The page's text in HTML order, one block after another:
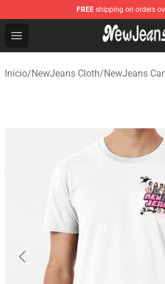
FREE shipping on orders
Open menu
NewJeans Store - Official
Inicio/NewJeans Cloth/NewJeans